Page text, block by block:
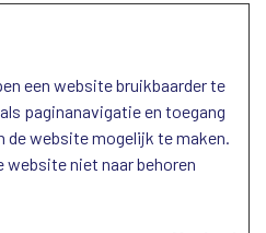
een website bruikbaarder te
paginanavigatie en toegang
de website mogelijk te maken.
website niet naar behoren